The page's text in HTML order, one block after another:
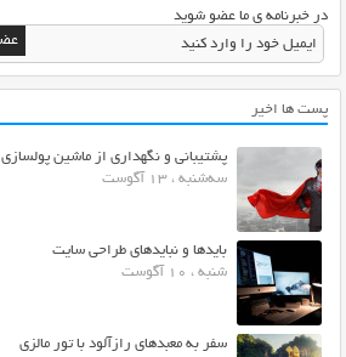
در خبرنامه ی ما عضو شوید
پست ها اخیر
پشتیبانی و نگهداری از ماشین پولسازی
سه‌شنبه ، 13 آگوست
بایدها و نبایدهای طراحی سایت
شنبه ، 10 آگوست
سفر به معبدهای رازآلود با تور مالزی